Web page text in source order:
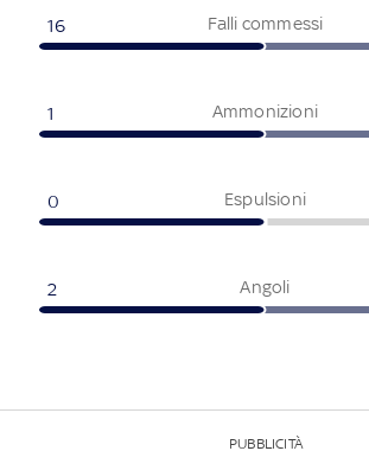
Falli commessi
16
Ammonizioni
1
Espulsioni
0
Angoli
2
PUBBLICITÀ